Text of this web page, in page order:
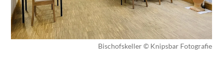
Bischofskeller © Knipsbar Fotografie